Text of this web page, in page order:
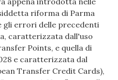
riforma di Parma
gli errori delle precedenti
caratterizzata dall'uso
Points, e quella di
e caratterizzata dal
Transfer Credit Cards),